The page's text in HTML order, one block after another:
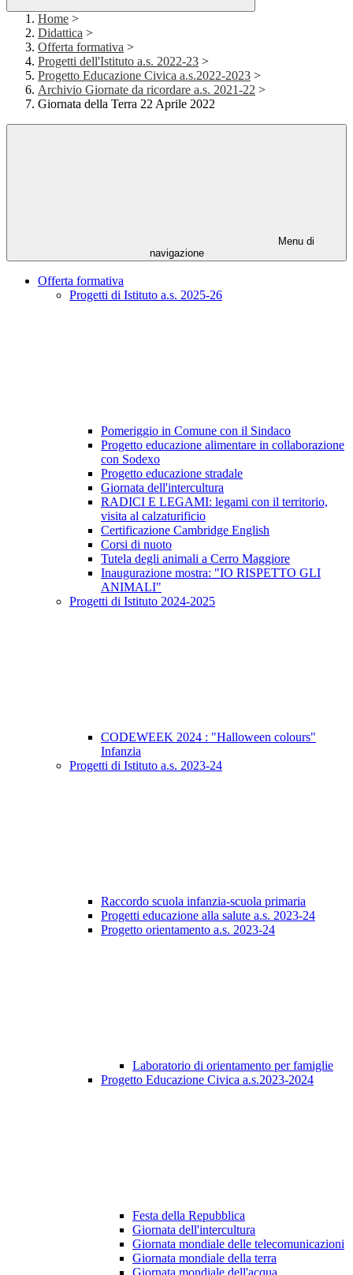
Home >
Didattica >
Offerta formativa >
Progetti dell'Istituto a.s. 2022-23 >
Progetto Educazione Civica a.s.2022-2023 >
Archivio Giornate da ricordare a.s. 2021-22 >
Giornata della Terra 22 Aprile 2022
Menu di
navigazione
Offerta formativa
Progetti di Istituto a.s. 2025-26
Pomeriggio in Comune con il Sindaco
Progetto educazione alimentare in collaborazione
con Sodexo
Progetto educazione stradale
Giornata dell'intercultura
RADICI E LEGAMI: legami con il territorio,
visita al calzaturificio
Certificazione Cambridge English
Corsi di nuoto
Tutela degli animali a Cerro Maggiore
Inaugurazione mostra: "IO RISPETTO GLI
ANIMALI"
Progetti di Istituto 2024-2025
CODEWEEK 2024 : "Halloween colours"
Infanzia
Progetti di Istituto a.s. 2023-24
Raccordo scuola infanzia-scuola primaria
Progetti educazione alla salute a.s. 2023-24
Progetto orientamento a.s. 2023-24
Laboratorio di orientamento per famiglie
Progetto Educazione Civica a.s.2023-2024
Festa della Repubblica
Giornata dell'intercultura
Giornata mondiale delle telecomunicazioni
Giornata mondiale della terra
Giornata mondiale dell'acqua